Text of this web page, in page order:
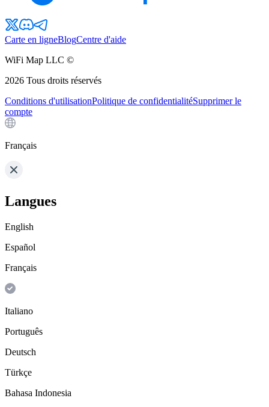
Carte en ligneBlogCentre d'aide
WiFi Map LLC ©
2026 Tous droits réservés
Conditions d'utilisationPolitique de confidentialitéSupprimer le
compte
Français
Langues
English
Español
Français
Italiano
Português
Deutsch
Türkçe
Bahasa Indonesia